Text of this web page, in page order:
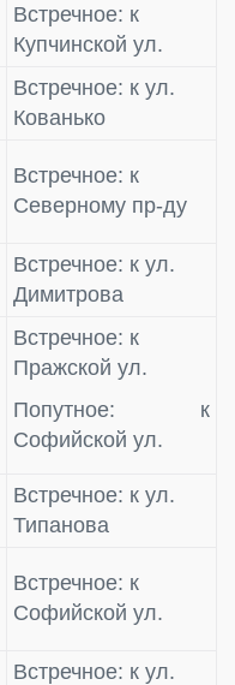
Встречное: к
Купчинской ул.
Встречное: к ул.
Кованько
Встречное: к
Северному пр-ду
Встречное: к ул.
Димитрова
Встречное: к
Пражской ул.
Попутное: к
Софийской ул.
Встречное: к ул.
Типанова
Встречное: к
Софийской ул.
Встречное: к ул.